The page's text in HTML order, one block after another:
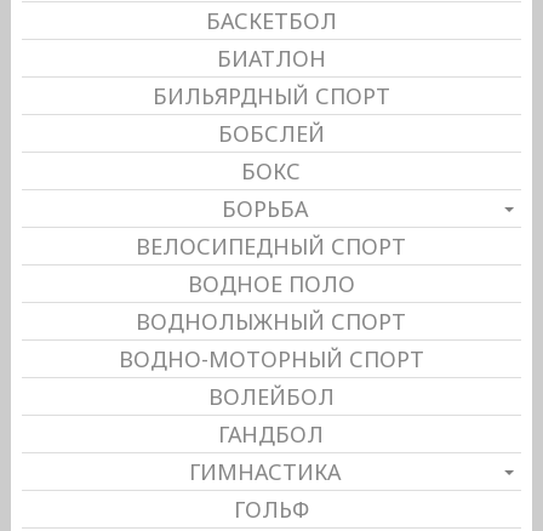
БАСКЕТБОЛ
БИАТЛОН
БИЛЬЯРДНЫЙ СПОРТ
БОБСЛЕЙ
БОКС
БОРЬБА
ВЕЛОСИПЕДНЫЙ СПОРТ
ВОДНОЕ ПОЛО
ВОДНОЛЫЖНЫЙ СПОРТ
ВОДНО-МОТОРНЫЙ СПОРТ
ВОЛЕЙБОЛ
ГАНДБОЛ
ГИМНАСТИКА
ГОЛЬФ